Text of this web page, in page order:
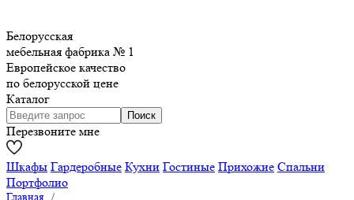
Белорусская
мебельная фабрика № 1
Европейское качество
по белорусской цене
Каталог
Перезвоните мне
Шкафы Гардеробные Кухни Гостиные Прихожие Спальни
Портфолио
Главная /